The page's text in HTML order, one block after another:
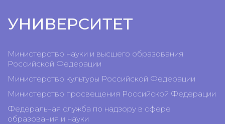
УНИВЕРСИТЕТ
Министерство науки и высшего образования
Российской Федерации
Министерство культуры Российской Федерации
Министерство просвещения Российской Федерации
Федеральная служба по надзору в сфере
образования и науки